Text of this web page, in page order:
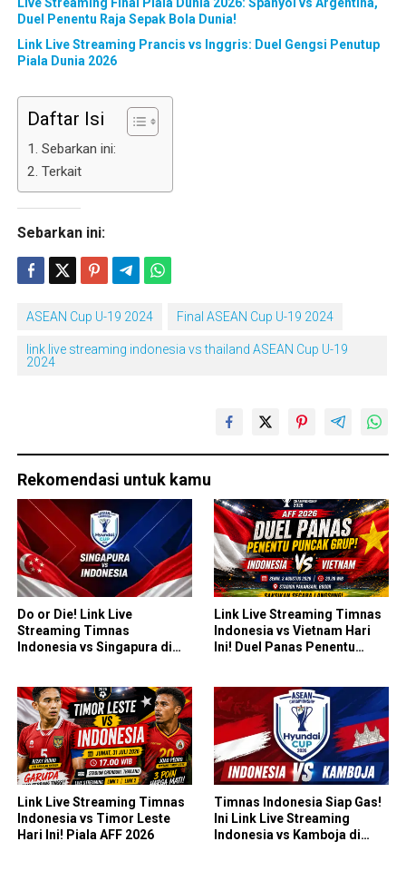
Duel Penentu Raja Sepak Bola Dunia!
Link Live Streaming Prancis vs Inggris: Duel Gengsi Penutup
Piala Dunia 2026
Daftar Isi
Sebarkan ini:
Terkait
Sebarkan ini:
ASEAN Cup U-19 2024 Final ASEAN Cup U-19 2024
link live streaming indonesia vs thailand ASEAN Cup U-19
2024
Rekomendasi untuk kamu
Do or Die! Link Live
Streaming Timnas
Indonesia vs Singapura di
Link Live Streaming Timnas
Indonesia vs Vietnam Hari
Ini! Duel Panas Penentu
Link Live Streaming Timnas
Indonesia vs Timor Leste
Hari Ini! Piala AFF 2026
Timnas Indonesia Siap Gas!
Ini Link Live Streaming
Indonesia vs Kamboja di